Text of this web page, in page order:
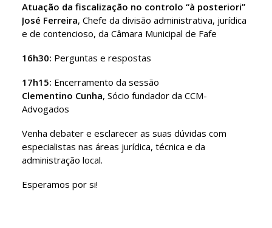
Atuação da fiscalização no controlo “à posteriori”
José Ferreira, Chefe da divisão administrativa, jurídica
e de contencioso, da Câmara Municipal de Fafe
16h30: Perguntas e respostas
17h15: Encerramento da sessão
Clementino Cunha, Sócio fundador da CCM-
Advogados
Venha debater e esclarecer as suas dúvidas com
especialistas nas áreas jurídica, técnica e da
administração local.
Esperamos por si!